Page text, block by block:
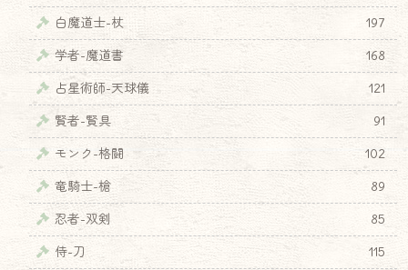
白魔道士-杖
197
学者-魔道書
168
占星術師-天球儀
121
賢者-賢具
91
モンク-格闘
102
竜騎士-槍
89
忍者-双剣
85
侍-刀
115